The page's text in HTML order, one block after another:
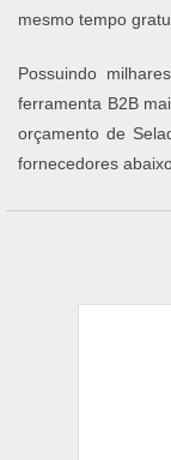
mesmo tempo
Possuindo
ferramenta B2B
orçamento de
fornecedores